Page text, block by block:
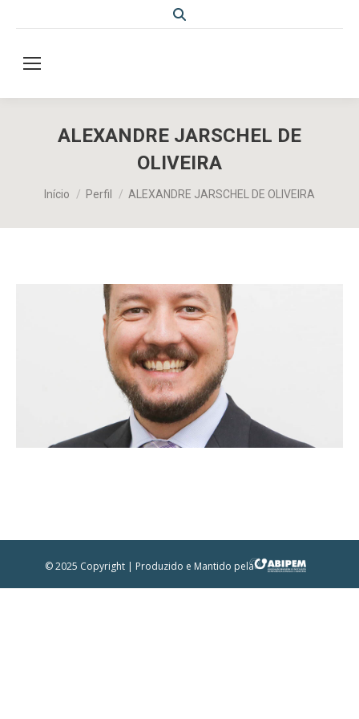
Search:
ALEXANDRE JARSCHEL DE
OLIVEIRA
Início Perfil ALEXANDRE JARSCHEL DE OLIVEIRA
© 2025 Copyright | Produzido e Mantido pela